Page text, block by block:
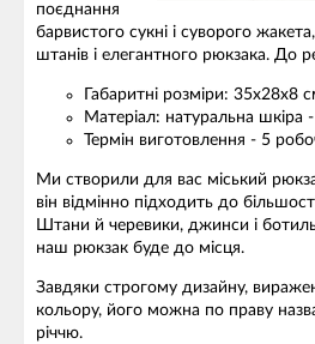
поєднання
барвистого сукні і суворого
штанів і елегантного рюкзака. До
Габаритні розміри: 35х28х8
Матеріал: натуральна шкіра
Термін виготовлення - 5
Ми створили для вас міський
він відмінно підходить до
Штани й черевики, джинси і
наш рюкзак буде до місця.
Завдяки строгому дизайну,
кольору, його можна по праву
річчю.